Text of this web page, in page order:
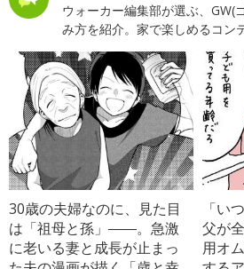
ウォーカー編集部が選ぶ、GW(
み方を紹介。家で楽しめるコン
30歳の夫婦なのに、見た目
は「祖母と孫」――。急激
に老いる妻と成長が止まっ
「い
父が
用オ